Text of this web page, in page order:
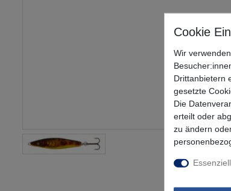
Wir
Drittanbietern
gesetzte
Die
erteilt oder
zu ändern
Essenziell